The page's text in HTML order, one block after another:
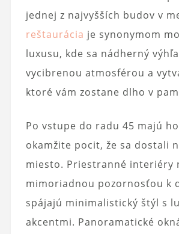
jednej z najvyšších budov v
reštaurácia je synonymom
luxusu, kde sa nádherný
vycibrenou atmosférou a
ktoré vám zostane dlho v
Po vstupe do radu 45 majú
okamžite pocit, že sa dostali
miesto. Priestranné interiéry
mimoriadnou pozornosťou k
spájajú minimalistický štýl s
akcentmi. Panoramatické